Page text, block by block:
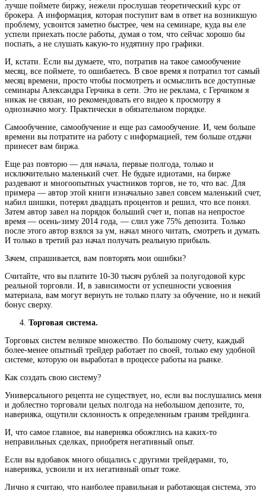
лучше поймете биржу, нежели прослушав теоретический курс от
брокера. А информация, которая поступит вам в ответ на возникшую
проблему, усвоится заметно быстрее, чем на семинаре, куда вы еле
успели приехать после работы, думая о том, что сейчас хорошо бы
поспать, а не слушать какую-то нудятину про графики.
И, кстати. Если вы думаете, что, потратив на такое самообучение
месяц, все поймете, то ошибаетесь. В свое время я потратил тот самый
месяц времени, просто чтобы посмотреть и осмыслить все доступные
семинары Александра Герчика в сети. Это не реклама, с Герчиком я
никак не связан, но рекомендовать его видео к просмотру я
однозначно могу. Практически в обязательном порядке.
Самообучение, самообучение и еще раз самообучение. И, чем больше
времени вы потратите на работу с информацией, тем больше отдачи
принесет вам биржа.
Еще раз повторю — для начала, первые полгода, только и
исключительно маленький счет. Не будьте идиотами, на бирже
раздевают и многоопытных участников торгов, не то, что вас. Для
примера — автор этой книги изначально завел совсем маленький счет,
набил шишки, потерял двадцать процентов и решил, что все понял.
Затем автор завел на порядок больший счет и, попав на непростое
время — осень-зиму 2014 года, — слил уже 75% депозита. Только
после этого автор взялся за ум, начал много читать, смотреть и думать.
И только в третий раз начал получать реальную прибыль.
Зачем, спрашивается, вам повторять мои ошибки?
Считайте, что вы платите 10-30 тысяч рублей за полугодовой курс
реальной торговли. И, в зависимости от успешности усвоения
материала, вам могут вернуть не только плату за обучение, но и некий
бонус сверху.
Торговая система.
Торговых систем великое множество. По большому счету, каждый
более-менее опытный трейдер работает по своей, только ему удобной
системе, которую он выработал в процессе работы на рынке.
Как создать свою систему?
Универсального рецепта не существует, но, если вы послушались меня
и доблестно торговали целых полгода на небольшом депозите, то,
наверняка, ощутили склонность к определенным граням трейдинга.
И, что самое главное, вы наверняка обожглись на каких-то
неправильных сделках, приобретя негативный опыт.
Если вы вдобавок много общались с другими трейдерами, то,
наверняка, усвоили и их негативный опыт тоже.
Лично я считаю, что наиболее правильная и работающая система, это